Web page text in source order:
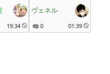
じ
19:34
ヴェネル
0
01:39